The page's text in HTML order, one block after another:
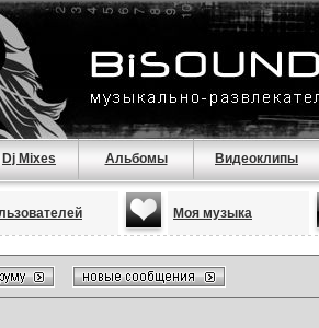
Dj Mixes Альбомы Видеоклипы
Моя музыка